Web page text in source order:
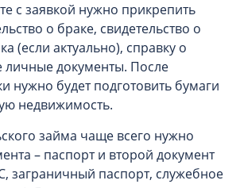
с заявкой нужно прикрепить
о браке, свидетельство о
(если актуально), справку о
личные документы. После
нужно будет подготовить бумаги
недвижимость.
займа чаще всего нужно
– паспорт и второй документ
заграничный паспорт, служебное